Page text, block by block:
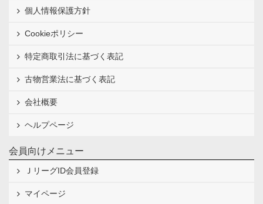
個人情報保護方針
Cookieポリシー
特定商取引法に基づく表記
古物営業法に基づく表記
会社概要
ヘルプページ
会員向けメニュー
ＪリーグID会員登録
マイページ